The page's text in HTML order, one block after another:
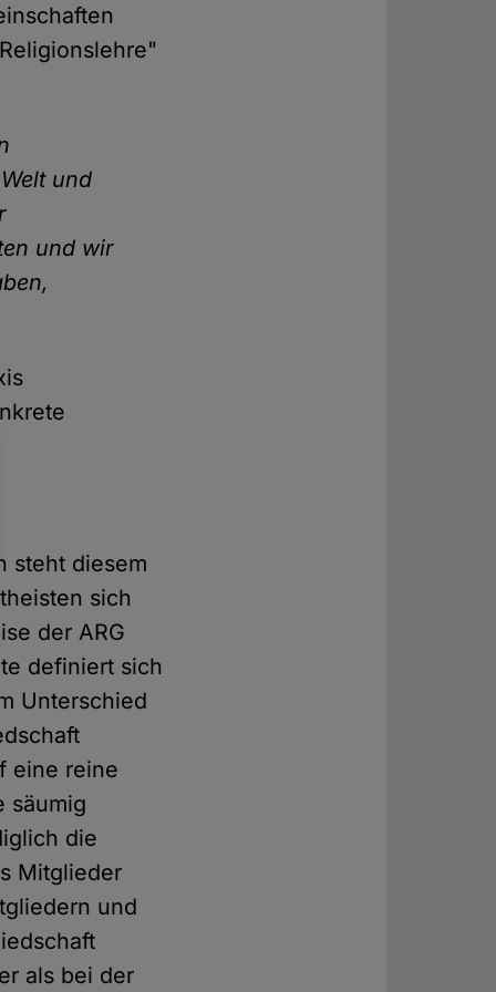
und
und wir
steht diesem
sich
der ARG
definiert sich
Unterschied
eine reine
säumig
die
Mitglieder
und
als bei der